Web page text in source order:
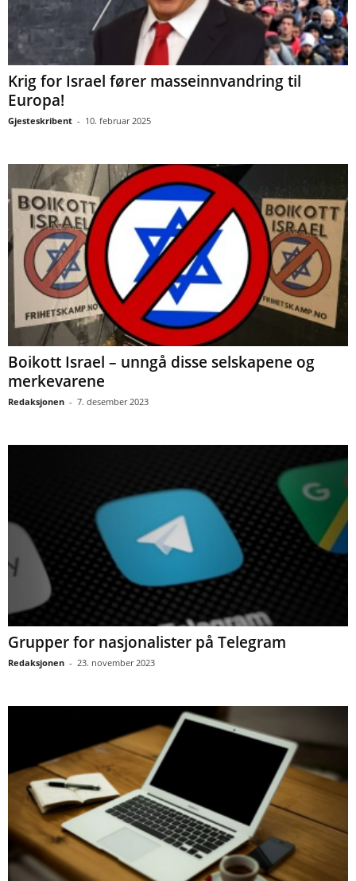
Krig for Israel fører masseinnvandring til
Europa!
Gjesteskribent - 10. februar 2025
Boikott Israel – unngå disse selskapene og
merkevarene
Redaksjonen - 7. desember 2023
Grupper for nasjonalister på Telegram
Redaksjonen - 23. november 2023